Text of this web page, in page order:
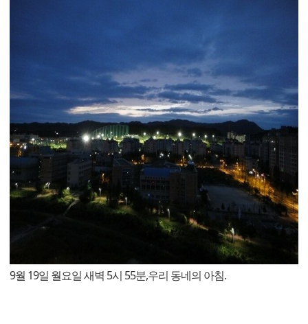
9월 19일 월요일 새벽 5시 55분,우리 동네의 아침.